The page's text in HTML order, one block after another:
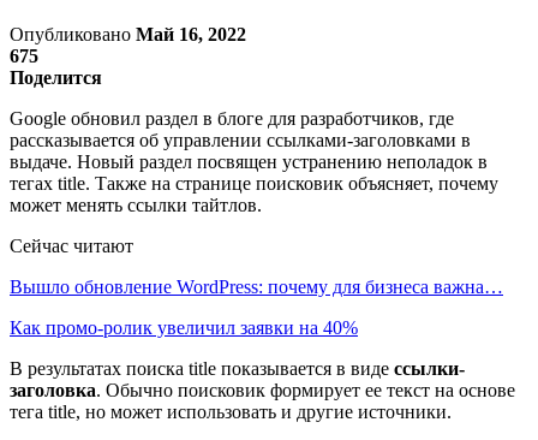
Опубликовано Май 16, 2022
675
Поделится
Google обновил раздел в блоге для разработчиков, где
рассказывается об управлении ссылками-заголовками в
выдаче. Новый раздел посвящен устранению неполадок в
тегах title. Также на странице поисковик объясняет, почему
может менять ссылки тайтлов.
Сейчас читают
Вышло обновление WordPress: почему для бизнеса важна…
Как промо-ролик увеличил заявки на 40%
В результатах поиска title показывается в виде ссылки-
заголовка. Обычно поисковик формирует ее текст на основе
тега title, но может использовать и другие источники.